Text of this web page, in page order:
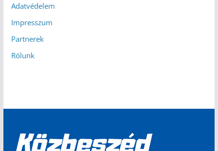
Adatvédelem
Impresszum
Partnerek
Rólunk